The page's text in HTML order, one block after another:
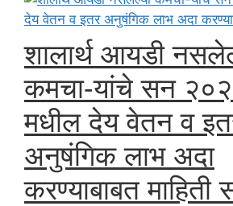
शालार्थ आयडी
कमचा-यांचे सन
मधील देय वेतन व
अनुषंगिक लाभ अदा
करण्याबाबत माहिती